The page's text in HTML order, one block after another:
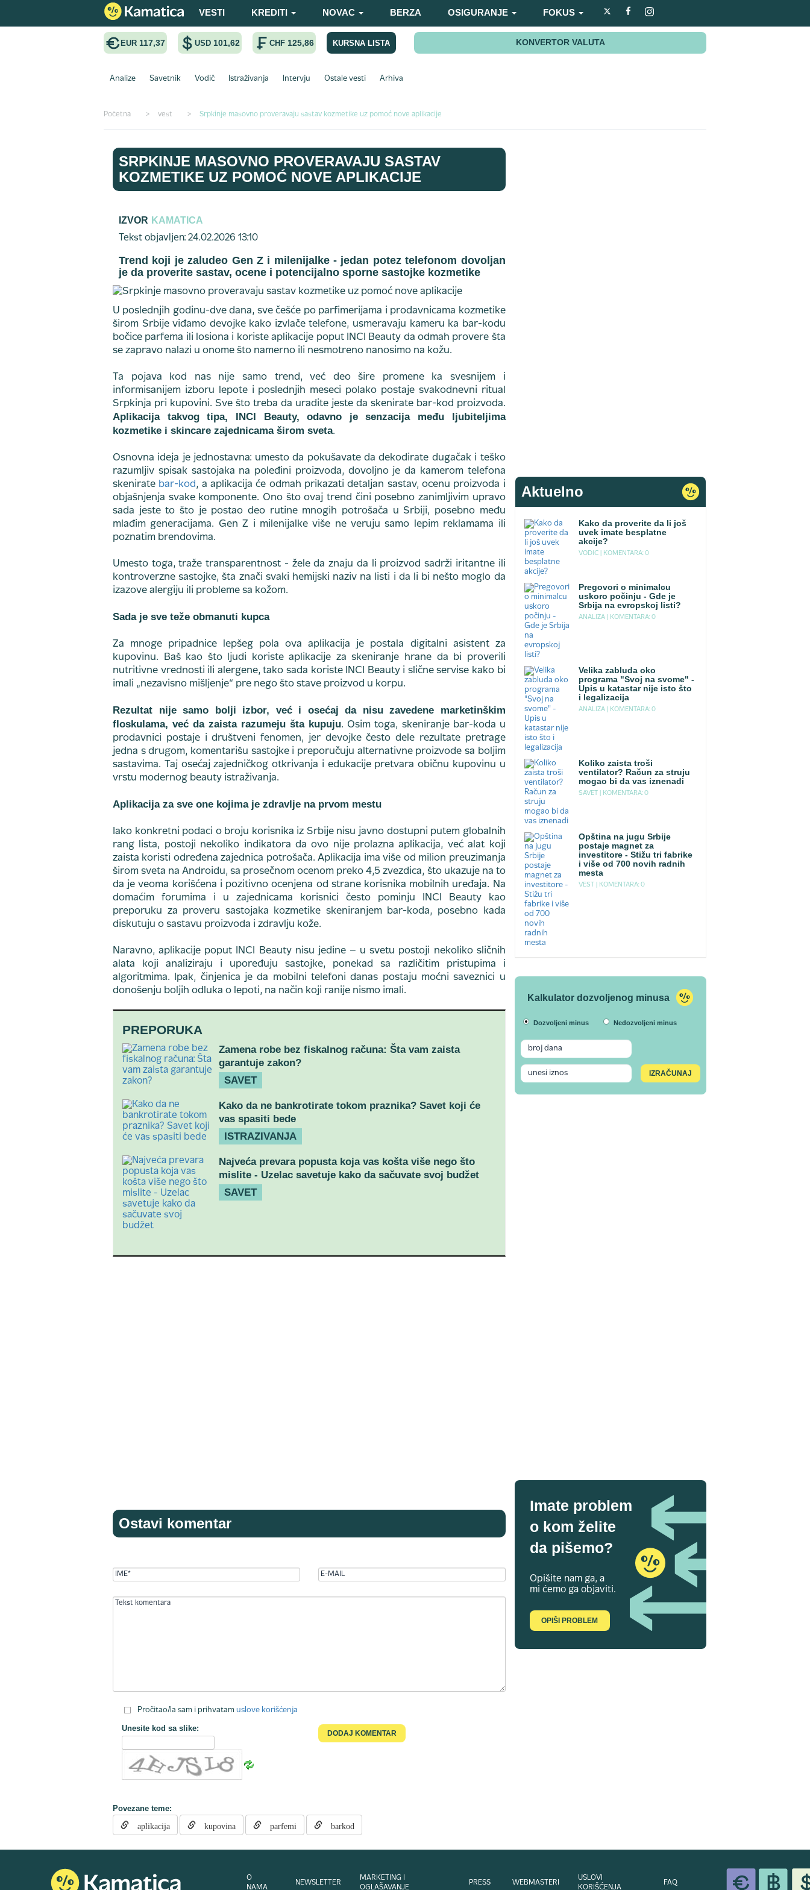
VESTI KREDITI NOVAC BERZA OSIGURANJE FOKUS
EUR 117,37 USD 101,62 CHF 125,86 KURSNA LISTA KONVERTOR VALUTA
Analize Savetnik Vodič Istraživanja Intervju Ostale vesti Arhiva
Početna > vest > Srpkinje masovno proveravaju sastav kozmetike uz pomoć nove aplikacije
SRPKINJE MASOVNO PROVERAVAJU SASTAV
KOZMETIKE UZ POMOĆ NOVE APLIKACIJE
IZVOR KAMATICA
Tekst objavljen: 24.02.2026 13:10
Trend koji je zaludeo Gen Z i milenijalke - jedan potez telefonom dovoljan
je da proverite sastav, ocene i potencijalno sporne sastojke kozmetike
U poslednjih godinu-dve dana, sve češće po parfimerijama i prodavnicama kozmetike
širom Srbije viđamo devojke kako izvlače telefone, usmeravaju kameru ka bar-kodu
bočice parfema ili losiona i koriste aplikacije poput INCI Beauty da odmah provere šta
se zapravo nalazi u onome što namerno ili nesmotreno nanosimo na kožu.
Ta pojava kod nas nije samo trend, već deo šire promene ka svesnijem i
informisanijem izboru lepote i poslednjih meseci polako postaje svakodnevni ritual
Srpkinja pri kupovini. Sve što treba da uradite jeste da skenirate bar-kod proizvoda.
Aplikacija takvog tipa, INCI Beauty, odavno je senzacija među ljubiteljima
kozmetike i skincare zajednicama širom sveta.
Osnovna ideja je jednostavna: umesto da pokušavate da dekodirate dugačak i teško
razumljiv spisak sastojaka na poleđini proizvoda, dovoljno je da kamerom telefona
skenirate bar-kod, a aplikacija će odmah prikazati detaljan sastav, ocenu proizvoda i
objašnjenja svake komponente. Ono što ovaj trend čini posebno zanimljivim upravo
sada jeste to što je postao deo rutine mnogih potrošača u Srbiji, posebno među
mlađim generacijama. Gen Z i milenijalke više ne veruju samo lepim reklamama ili
poznatim brendovima.
Umesto toga, traže transparentnost - žele da znaju da li proizvod sadrži iritantne ili
kontroverzne sastojke, šta znači svaki hemijski naziv na listi i da li bi nešto moglo da
izazove alergiju ili probleme sa kožom.
Sada je sve teže obmanuti kupca
Za mnoge pripadnice lepšeg pola ova aplikacija je postala digitalni asistent za
kupovinu. Baš kao što ljudi koriste aplikacije za skeniranje hrane da bi proverili
nutritivne vrednosti ili alergene, tako sada koriste INCI Beauty i slične servise kako bi
imali „nezavisno mišljenje“ pre nego što stave proizvod u korpu.
Rezultat nije samo bolji izbor, već i osećaj da nisu zavedene marketinškim
floskulama, već da zaista razumeju šta kupuju. Osim toga, skeniranje bar-koda u
prodavnici postaje i društveni fenomen, jer devojke često dele rezultate pretrage
jedna s drugom, komentarišu sastojke i preporučuju alternativne proizvode sa boljim
sastavima. Taj osećaj zajedničkog otkrivanja i edukacije pretvara običnu kupovinu u
vrstu modernog beauty istraživanja.
Aplikacija za sve one kojima je zdravlje na prvom mestu
Iako konkretni podaci o broju korisnika iz Srbije nisu javno dostupni putem globalnih
rang lista, postoji nekoliko indikatora da ovo nije prolazna aplikacija, već alat koji
zaista koristi određena zajednica potrošača. Aplikacija ima više od milion preuzimanja
širom sveta na Androidu, sa prosečnom ocenom preko 4,5 zvezdica, što ukazuje na to
da je veoma korišćena i pozitivno ocenjena od strane korisnika mobilnih uređaja. Na
domaćim forumima i u zajednicama korisnici često pominju INCI Beauty kao
preporuku za proveru sastojaka kozmetike skeniranjem bar-koda, posebno kada
diskutuju o sastavu proizvoda i zdravlju kože.
Naravno, aplikacije poput INCI Beauty nisu jedine – u svetu postoji nekoliko sličnih
alata koji analiziraju i upoređuju sastojke, ponekad sa različitim pristupima i
algoritmima. Ipak, činjenica je da mobilni telefoni danas postaju moćni saveznici u
donošenju boljih odluka o lepoti, na način koji ranije nismo imali.
PREPORUKA
Zamena robe bez fiskalnog računa: Šta vam zaista
garantuje zakon?
SAVET
Kako da ne bankrotirate tokom praznika? Savet koji će
vas spasiti bede
ISTRAZIVANJA
Najveća prevara popusta koja vas košta više nego što
mislite - Uzelac savetuje kako da sačuvate svoj budžet
SAVET
Ostavi komentar
Pročitao/la sam i prihvatam uslove korišćenja
Unesite kod sa slike:
Povezane teme:
aplikacija kupovina parfemi barkod
Aktuelno
Kako da proverite da li još
uvek imate besplatne
akcije?
VODIC | KOMENTARA: 0
Pregovori o minimalcu
uskoro počinju - Gde je
Srbija na evropskoj listi?
ANALIZA | KOMENTARA: 0
Velika zabluda oko
programa "Svoj na svome" -
Upis u katastar nije isto što
i legalizacija
ANALIZA | KOMENTARA: 0
Koliko zaista troši
ventilator? Račun za struju
mogao bi da vas iznenadi
SAVET | KOMENTARA: 0
Opština na jugu Srbije
postaje magnet za
investitore - Stižu tri fabrike
i više od 700 novih radnih
mesta
VEST | KOMENTARA: 0
Kalkulator dozvoljenog minusa
Dozvoljeni minus Nedozvoljeni minus
Imate problem
o kom želite
da pišemo?
Opišite nam ga, a
mi ćemo ga objaviti.
OPIŠI PROBLEM
O
NAMA
NEWSLETTER
MARKETING I
OGLAŠAVANJE
PRESS WEBMASTERI
USLOVI
KORIŠĆENJA
FAQ